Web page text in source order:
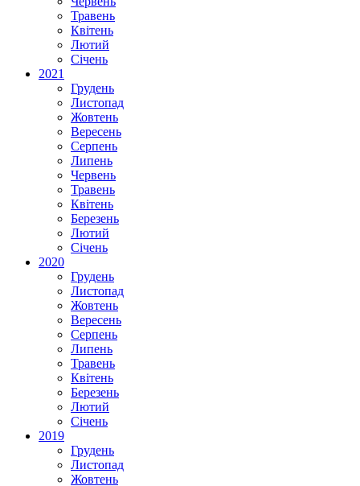
Травень
Квітень
Лютий
Січень
2021
Грудень
Листопад
Жовтень
Вересень
Серпень
Липень
Червень
Травень
Квітень
Березень
Лютий
Січень
2020
Грудень
Листопад
Жовтень
Вересень
Серпень
Липень
Травень
Квітень
Березень
Лютий
Січень
2019
Грудень
Листопад
Жовтень